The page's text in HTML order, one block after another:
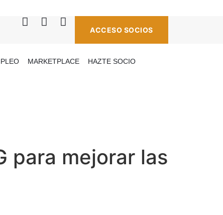
ACCESO SOCIOS
MARKETPLACE HAZTE SOCIO
para mejorar las